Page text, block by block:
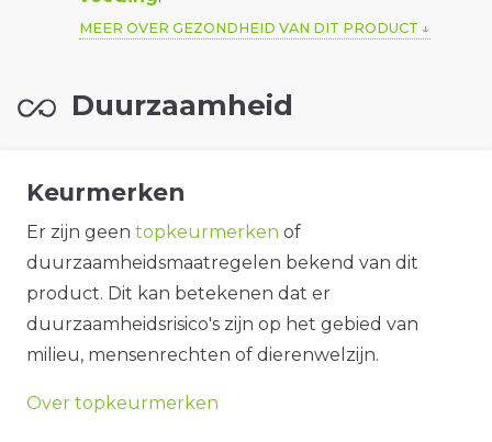
MEER OVER GEZONDHEID VAN DIT PRODUCT
Duurzaamheid
Keurmerken
Er zijn geen topkeurmerken of
duurzaamheidsmaatregelen bekend van dit
product. Dit kan betekenen dat er
duurzaamheidsrisico's zijn op het gebied van
milieu, mensenrechten of dierenwelzijn.
Over topkeurmerken